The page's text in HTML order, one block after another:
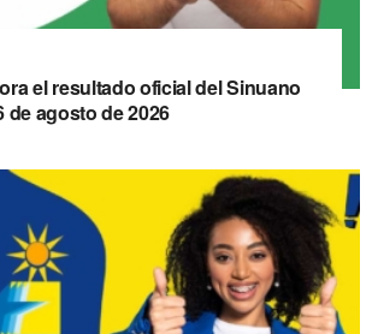
el resultado oficial del Sinuano
de agosto de 2026